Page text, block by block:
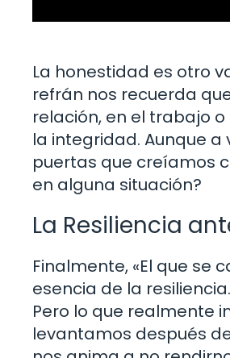
La honestidad es otro
refrán nos recuerda
relación, en el trabajo
la integridad. Aunque
puertas que creíamos
en alguna situación?
La Resiliencia
Finalmente, «El que se
esencia de la
Pero lo que realmente
levantamos después